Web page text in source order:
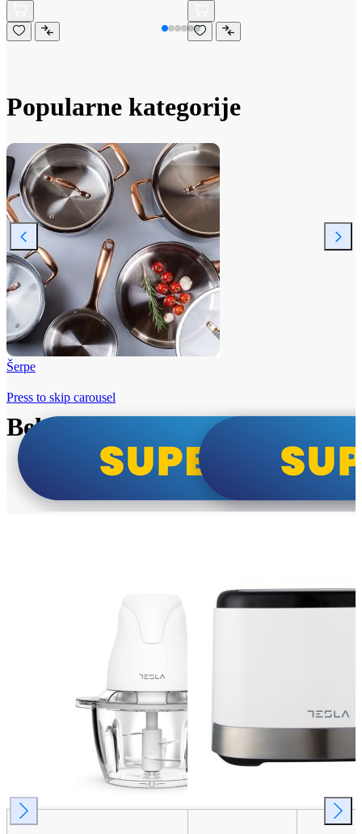
Popularne kategorije
Šerpe
Beko i Tesla super cene
Press to skip carousel